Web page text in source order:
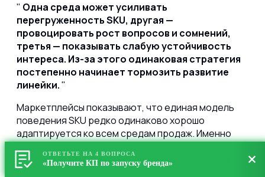
Одна среда может усиливать
перегруженность SKU, другая —
провоцировать рост вопросов и сомнений,
третья — показывать слабую устойчивость
интереса. Из-за этого одинаковая стратегия
постепенно начинает тормозить развитие
линейки.
Маркетплейсы показывают, что единая модель
поведения SKU редко одинаково хорошо
адаптируется ко всем средам продаж. Именно
строится не на копировании одной схемы, а на
понимании того, как разные площадки меняют
ОТВЕТЬТЕ НА 4 ВОПРОСА
«Получите КП по запуску бренда»